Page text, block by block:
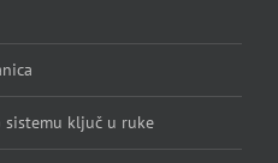
ključ u ruke